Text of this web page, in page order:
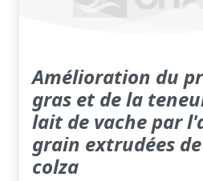
Amélioration du
gras et de la
lait de vache par
grain extrudées
colza